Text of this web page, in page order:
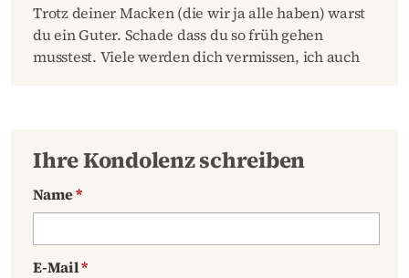
Trotz deiner Macken (die wir ja alle haben) warst
du ein Guter. Schade dass du so früh gehen
musstest. Viele werden dich vermissen, ich auch
Ihre Kondolenz schreiben
Name*
E-Mail*